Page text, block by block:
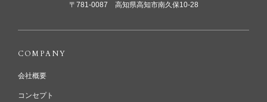
〒781-0087 高知県高知市南久保10-28
COMPANY
会社概要
コンセプト